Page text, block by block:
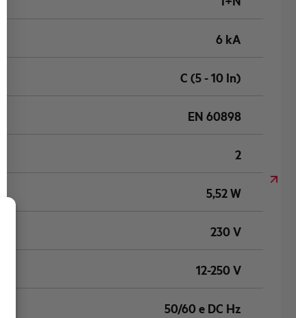
6 kA
C (5 - 10 In)
EN 60898
2
5,52 W
230 V
12-250 V
50/60 e DC Hz